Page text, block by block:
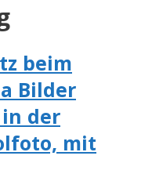
beim
Bilder
in der
mit